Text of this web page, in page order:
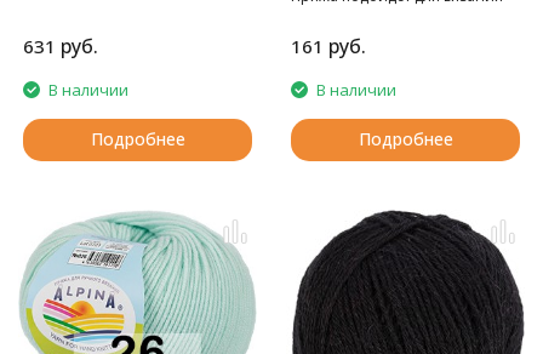
631 руб.
В наличии
Подробнее
161 руб.
В наличии
Подробнее